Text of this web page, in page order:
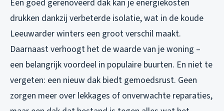
Een goed gerenoveerd dak kan je energiekosten
drukken dankzij verbeterde isolatie, wat in de koude
Leeuwarder winters een groot verschil maakt.
Daarnaast verhoogt het de waarde van je woning –
een belangrijk voordeel in populaire buurten. En niet te
vergeten: een nieuw dak biedt gemoedsrust. Geen
zorgen meer over lekkages of onverwachte reparaties,